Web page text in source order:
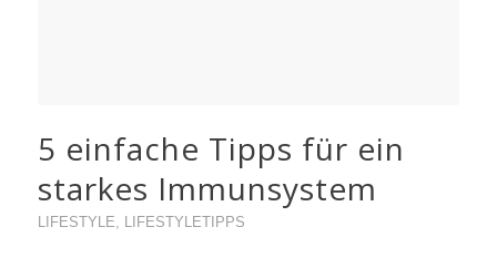
5 einfache Tipps für ein
starkes Immunsystem
LIFESTYLE LIFESTYLETIPPS